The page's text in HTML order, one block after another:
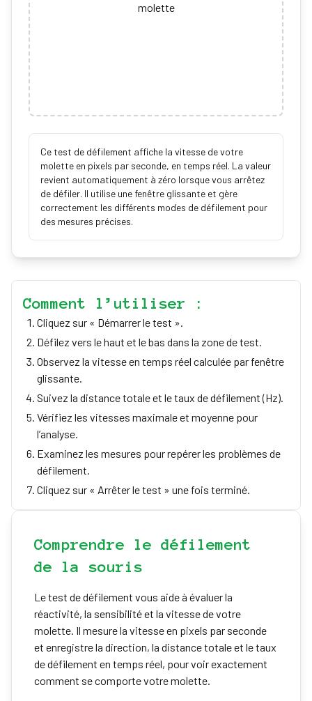
molette
Ce test de défilement affiche la vitesse de votre
molette en pixels par seconde, en temps réel. La valeur
revient automatiquement à zéro lorsque vous arrêtez
de défiler. Il utilise une fenêtre glissante et gère
correctement les différents modes de défilement pour
des mesures précises.
Comment l’utiliser :
Cliquez sur « Démarrer le test ».
Défilez vers le haut et le bas dans la zone de test.
Observez la vitesse en temps réel calculée par fenêtre
glissante.
Suivez la distance totale et le taux de défilement (Hz).
Vérifiez les vitesses maximale et moyenne pour
l’analyse.
Examinez les mesures pour repérer les problèmes de
défilement.
Cliquez sur « Arrêter le test » une fois terminé.
Comprendre le défilement
de la souris
Le test de défilement vous aide à évaluer la
réactivité, la sensibilité et la vitesse de votre
molette. Il mesure la vitesse en pixels par seconde
et enregistre la direction, la distance totale et le taux
de défilement en temps réel, pour voir exactement
comment se comporte votre molette.